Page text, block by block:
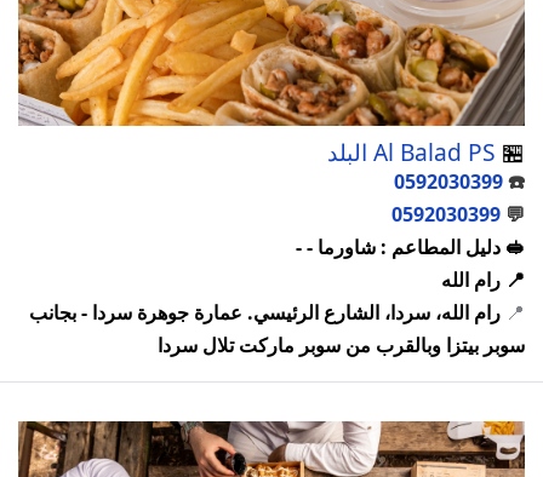
🏪 Al Balad PS البلد
☎️
0592030399
💬
0592030399
🥪 دليل المطاعم : شاورما - -
📍 رام الله
📍 رام الله، سردا، الشارع الرئيسي. عمارة جوهرة سردا - بجانب
سوبر بيتزا وبالقرب من سوبر ماركت تلال سردا